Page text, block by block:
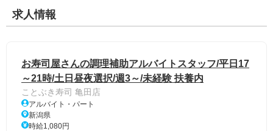
求人情報
お寿司屋さんの調理補助アルバイトスタッフ/平日17
～21時/土日昼夜選択/週3～/未経験 扶養内
ことぶき寿司 亀田店
アルバイト・パート
新潟県
時給1,080円